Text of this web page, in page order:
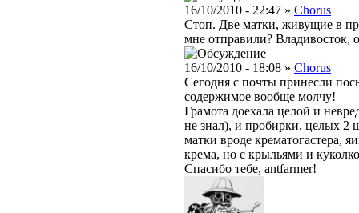
16/10/2010 - 22:47 » Chorus
Стоп. Две матки, живущие в
мне отправили? Владивосток,
16/10/2010 - 18:08 » Chorus
Сегодня с почты принесли
содержимое вообще молчу!
Грамота доехала целой и
не знал), и пробирки, целых 2
матки вроде крематогастера,
крема, но с крыльями и
Спасибо тебе, antfarmer!